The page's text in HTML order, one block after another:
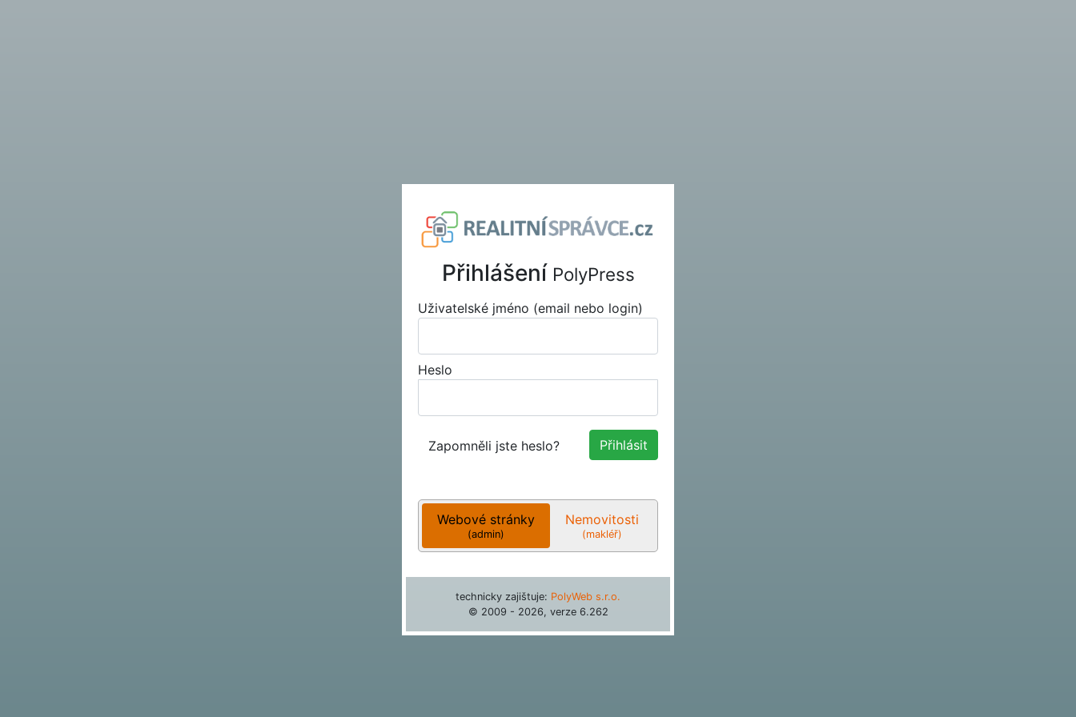
Přihlášení PolyPress
Uživatelské jméno (email nebo login)
Heslo
Zapomněli jste heslo?
Webové stránky
(admin)
Nemovitosti
(makléř)
technicky zajištuje: PolyWeb s.r.o.
© 2009 - 2026, verze 6.262